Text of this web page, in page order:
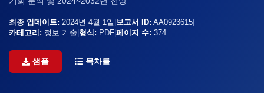
최종 업데이트: 2024년 4월 1일 보고서 ID: AA0923615
카테고리: 정보 기술 형식: PDF 페이지 수: 374
샘플 목차를